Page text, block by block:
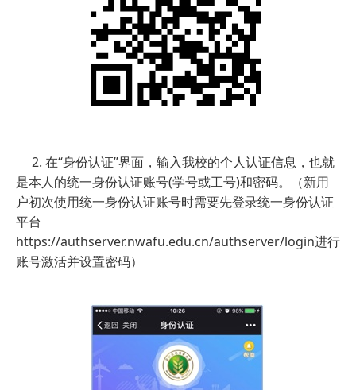
2. 在“身份认证”界面，输入我校的个人认证信息，也就
是本人的统一身份认证账号(学号或工号)和密码。（新用
户初次使用统一身份认证账号时需要先登录统一身份认证
平台
https://authserver.nwafu.edu.cn/authserver/login进行
账号激活并设置密码）